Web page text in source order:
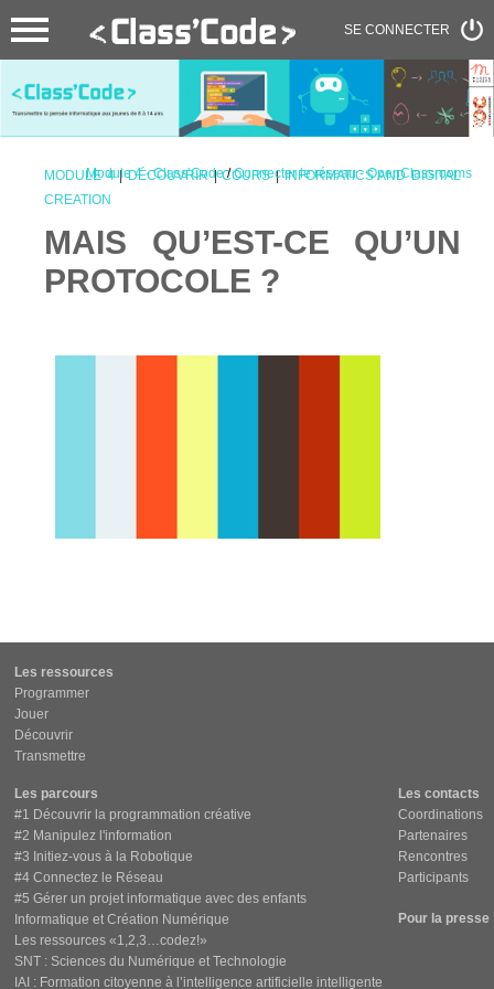
SE CONNECTER
Module 4 - Class’Code/Connecter le réseau - OpenClassrooms
MODULE 4|DÉCOUVRIR|COURS|INFORMATICS AND DIGITAL
CREATION
MAIS QU’EST-CE QU’UN
PROTOCOLE ?
Les ressources
Programmer
Jouer
Découvrir
Transmettre
Les parcours
#1 Découvrir la programmation créative
#2 Manipulez l'information
#3 Initiez-vous à la Robotique
#4 Connectez le Réseau
#5 Gérer un projet informatique avec des enfants
Informatique et Création Numérique
Les ressources «1,2,3…codez!»
SNT : Sciences du Numérique et Technologie
IAI : Formation citoyenne à l’intelligence artificielle intelligente
Les contacts
Coordinations
Partenaires
Rencontres
Participants
Pour la presse